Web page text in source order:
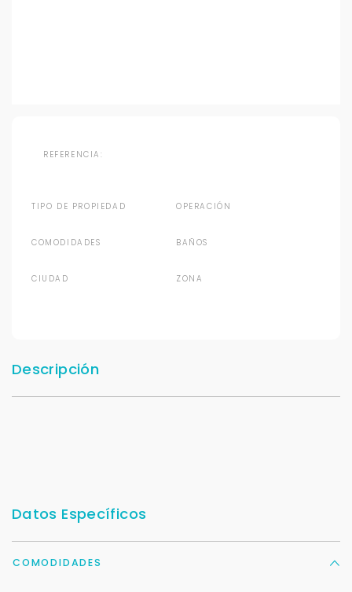
REFERENCIA:
TIPO DE PROPIEDAD OPERACIÓN
COMODIDADES BAÑOS
CIUDAD ZONA
Descripción
Datos Específicos
COMODIDADES